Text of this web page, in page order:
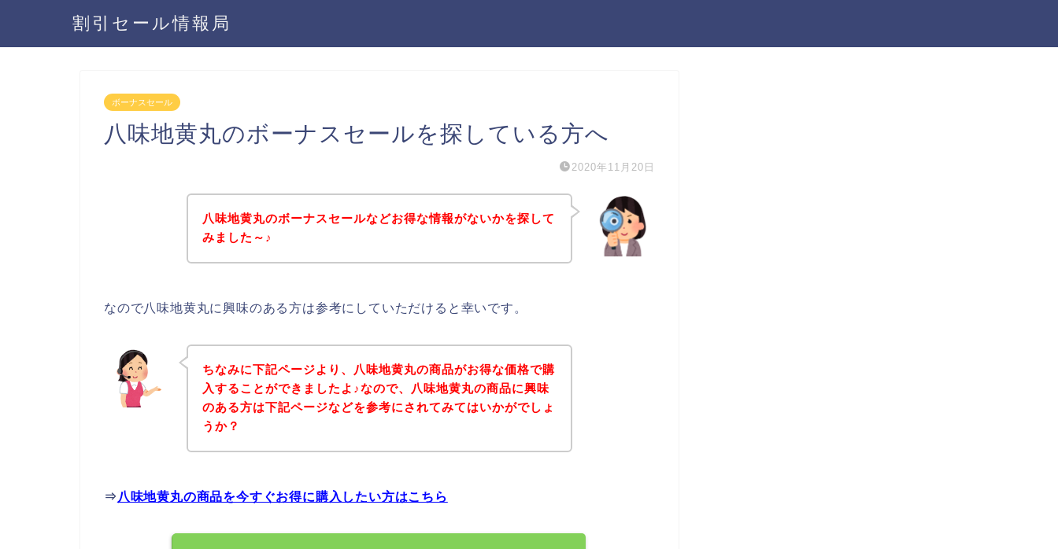
割引セール情報局
ボーナスセール
八味地黄丸のボーナスセールを探している方へ
2020年11月20日
八味地黄丸のボーナスセールなどお得な情報がないかを探して
みました～♪
なので八味地黄丸に興味のある方は参考にしていただけると幸いです。
ちなみに下記ページより、八味地黄丸の商品がお得な価格で購
入することができましたよ♪なので、八味地黄丸の商品に興味
のある方は下記ページなどを参考にされてみてはいかがでしょ
うか？
⇒ 八味地黄丸の商品を今すぐお得に購入したい方はこちら